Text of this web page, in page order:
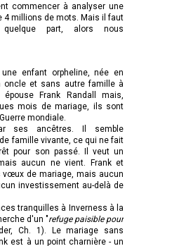
commencer à analyser une
4 millions de mots. Mais il faut
part, alors nous
enfant orpheline, née en
oncle et sans autre famille à
épouse Frank Randall mais,
mois de mariage, ils sont
mondiale.
ses ancêtres. Il semble
famille vivante, ce qui ne fait
pour son passé. Il veut un
aucun ne vient. Frank et
vœux de mariage, mais aucun
investissement au-delà de
tranquilles à Inverness à la
d'un "refuge paisible pour
Ch. 1). Le mariage sans
est à un point charnière - un